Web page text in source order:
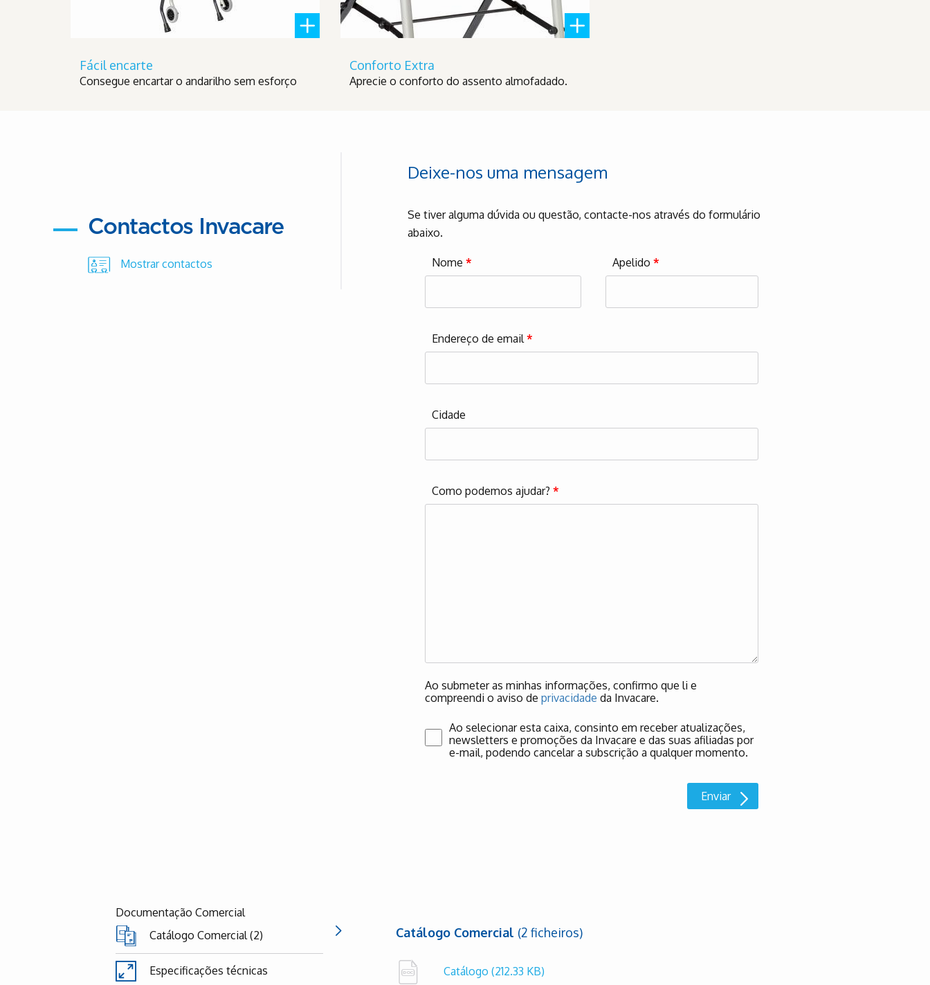
Fácil encarte
Consegue encartar o andarilho sem esforço
Conforto Extra
Aprecie o conforto do assento almofadado.
Contactos Invacare
Mostrar contactos
Deixe-nos uma mensagem
Se tiver alguma dúvida ou questão, contacte-nos através do formulário
abaixo.
Nome* Apelido*
Endereço de email*
Cidade
Como podemos ajudar?*
Ao submeter as minhas informações, confirmo que li e
compreendi o aviso deprivacidade da Invacare.
Ao selecionar esta caixa, consinto em receber atualizações,
newsletters e promoções da Invacare e das suas afiliadas por
e-mail, podendo cancelar a subscrição a qualquer momento.
Documentação Comercial
Catálogo Comercial (2)
Catálogo Comercial (2 ficheiros)
Catálogo (212.33 KB)
Especificações técnicas